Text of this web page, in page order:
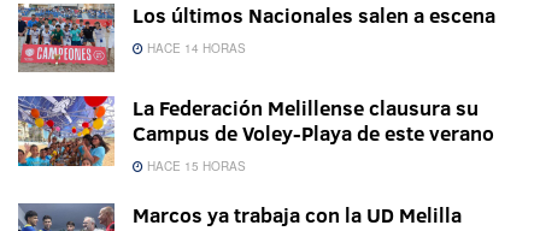
Los últimos Nacionales salen a escena
HACE 14 HORAS
La Federación Melillense clausura su
Campus de Voley-Playa de este verano
HACE 15 HORAS
Marcos ya trabaja con la UD Melilla